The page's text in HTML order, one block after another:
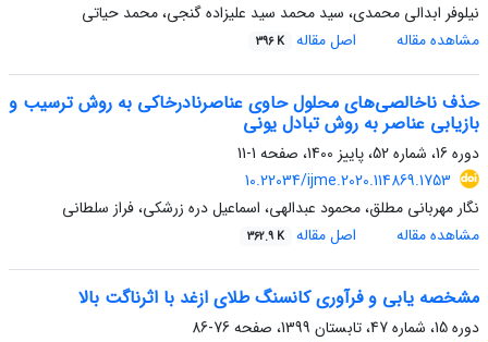
نیلوفر ابدالی محمدی، سید محمد سید علیزاده گنجی، محمد حیاتی
مشاهده مقاله
اصل مقاله 396 K
حذف ناخالصی‌های محلول حاوی عناصرنادرخاکی به روش ترسیب و
بازیابی عناصر به روش تبادل یونی
دوره 16، شماره 52، پاییز 1400، صفحه
1-11
10.22034/ijme.2020.114869.1753
نگار مهربانی مطلق، محمود عبدالهی، اسماعیل دره زرشکی، فراز سلطانی
مشاهده مقاله
اصل مقاله 362.9 K
مشخصه یابی و فرآوری کانسنگ طلای ازغد با اثرناگت بالا
دوره 15، شماره 47، تابستان 1399، صفحه
76-86